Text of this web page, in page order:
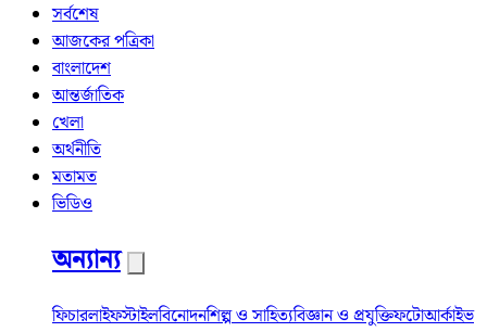
সর্বশেষ
আজকের পত্রিকা
বাংলাদেশ
আন্তর্জাতিক
খেলা
অর্থনীতি
মতামত
ভিডিও
অন্যান্য
ফিচারলাইফস্টাইলবিনোদনশিল্প ও সাহিত্যবিজ্ঞান ও প্রযুক্তিফটোআর্কাইভ